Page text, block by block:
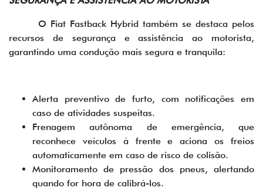
O Fiat Fastback Hybrid também se destaca pelos
recursos de segurança e assistência ao motorista,
garantindo uma condução mais segura e tranquila:
Alerta preventivo de furto, com notificações em
caso de atividades suspeitas.
Frenagem autônoma de emergência, que
reconhece veículos à frente e aciona os freios
automaticamente em caso de risco de colisão.
Monitoramento de pressão dos pneus, alertando
quando for hora de calibrá-los.